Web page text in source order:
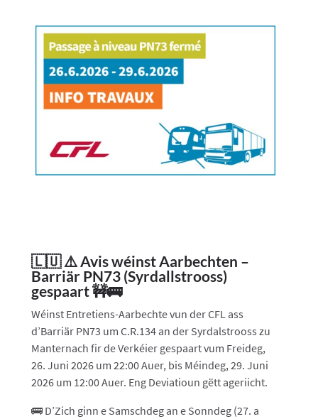
🇱🇺 ⚠️ Avis wéinst Aarbechten –
Barriär PN73 (Syrdallstrooss)
gespaart 🚧🚌
Wéinst Entretiens-Aarbechte vun der CFL ass
d’Barriär PN73 um C.R.134 an der Syrdalstrooss zu
Manternach fir de Verkéier gespaart vum Freideg,
26. Juni 2026 um 22:00 Auer, bis Méindeg, 29. Juni
2026 um 12:00 Auer. Eng Deviatioun gëtt ageriicht.
🚌 D’Zich ginn e Samschdeg an e Sonndeg (27. a